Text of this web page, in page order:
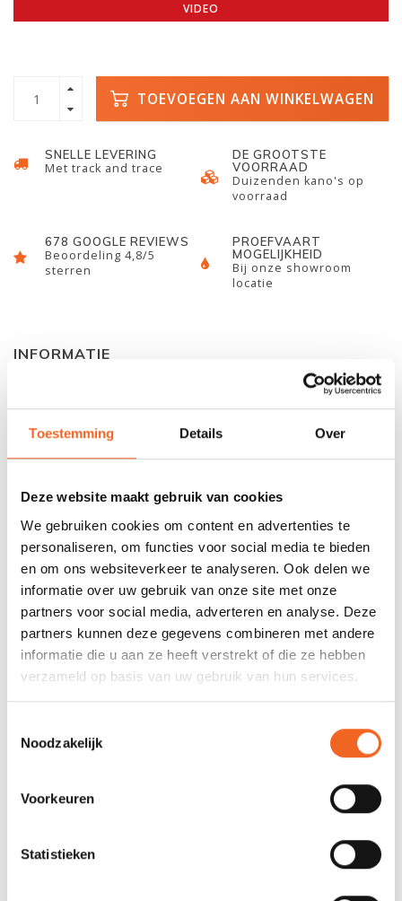
Toestemming Details Over
Deze website maakt gebruik van cookies
We gebruiken cookies om content en advertenties te
personaliseren, om functies voor social media te bieden
en om ons websiteverkeer te analyseren. Ook delen we
informatie over uw gebruik van onze site met onze
partners voor social media, adverteren en analyse. Deze
partners kunnen deze gegevens combineren met andere
informatie die u aan ze heeft verstrekt of die ze hebben
verzameld op basis van uw gebruik van hun services.
Noodzakelijk
Voorkeuren
Statistieken
VIDEO
TOEVOEGEN AAN WINKELWAGEN
SNELLE LEVERING
Met track and trace
DE GROOTSTE
VOORRAAD
Duizenden kano's op
voorraad
678 GOOGLE REVIEWS
Beoordeling 4,8/5
sterren
PROEFVAART
MOGELIJKHEID
Bij onze showroom
locatie
INFORMATIE
Een van de meest gebruiksvriendelijke waterdichte verpakking
mtr. diepte. Toestel is in de verpakking nog steeds te bedienen.
Deze afmeting is geschikt voor alle grotere telefoons en kan
Afmeting:150 x 190 millimeter
REVIEWS
Nog niet gewaardeerd
GERELATEERDE PRODUCTEN